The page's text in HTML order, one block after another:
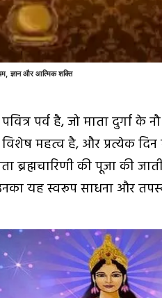
ज्ञान और आत्मिक शक्ति
पर्व है, जो माता दुर्गा
विशेष महत्व है, और प्रत्येक
ब्रह्मचारिणी की पूजा की
उनका यह स्वरूप साधना और